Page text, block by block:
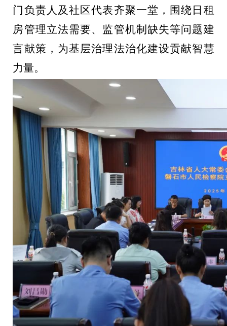
门负责人及社区代表齐聚一堂，围绕日租
房管理立法需要、监管机制缺失等问题建
言献策，为基层治理法治化建设贡献智慧
力量。